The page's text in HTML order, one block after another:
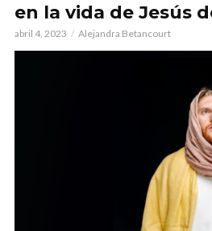
en la vida de Jesús
abril 4, 2023 Alejandra Betancourt